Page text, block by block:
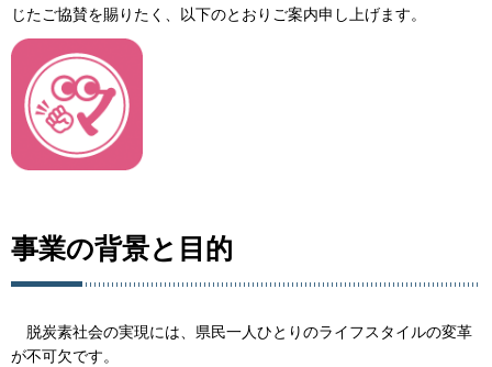
じたご協賛を賜りたく、以下のとおりご案内申し上げます。
事業の背景と目的
脱炭素社会の実現には、県民一人ひとりのライフスタイルの変革
が不可欠です。